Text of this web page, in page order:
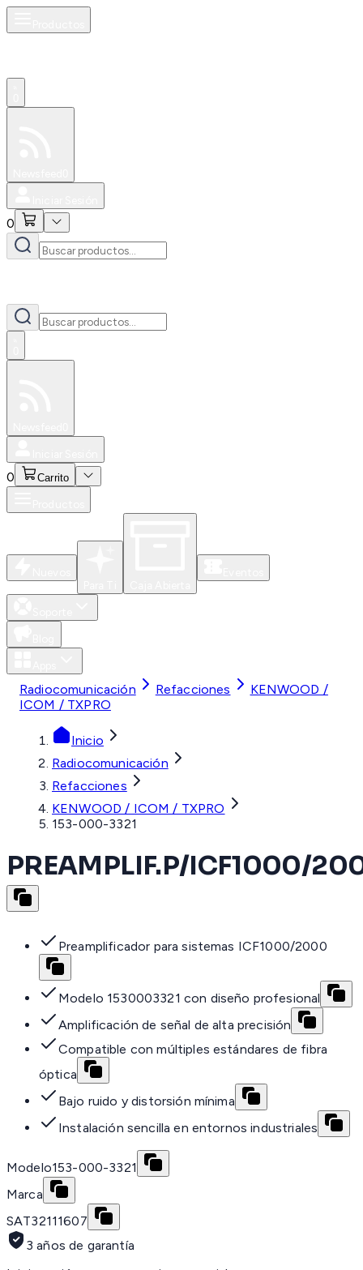
0
0 Carrito
Radiocomunicación Refacciones
KENWOOD /
ICOM / TXPRO
Inicio
Radiocomunicación
Refacciones
KENWOOD / ICOM / TXPRO
153-000-3321
PREAMPLIF.P/ICF1000/
Preamplificador para sistemas ICF1000/2000
Modelo 1530003321 con diseño profesional
Amplificación de señal de alta precisión
Compatible con múltiples estándares de fibra
óptica
Bajo ruido y distorsión mínima
Instalación sencilla en entornos industriales
Modelo153-000-3321
Marca
SAT32111607
3 años de garantía